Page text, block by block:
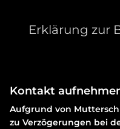
Erklärung zur
Kontakt
Aufgrund von
zu Verzögerungen bei